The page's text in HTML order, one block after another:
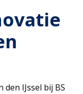
IJssel bij BS